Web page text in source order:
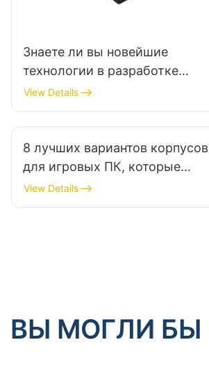
Знаете ли вы новейшие
технологии в разработке
блоков питания для ПК?
View Details
8 лучших вариантов корпусов
для игровых ПК, которые
хорошо сочетаются с
пользовательскими
View Details
ВЫ МОГЛИ БЫ